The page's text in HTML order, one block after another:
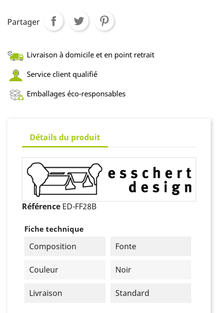
Partager
Livraison à domicile et en point retrait
Service client qualifié
Emballages éco-responsables
Détails du produit
Référence ED-FF28B
Fiche technique
Composition Fonte
Couleur Noir
Livraison Standard